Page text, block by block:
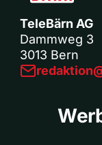
TeleBärn AG
Dammweg 3
3013 Bern